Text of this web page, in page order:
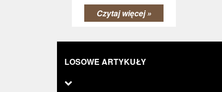
Czytaj więcej »
LOSOWE ARTYKUŁY